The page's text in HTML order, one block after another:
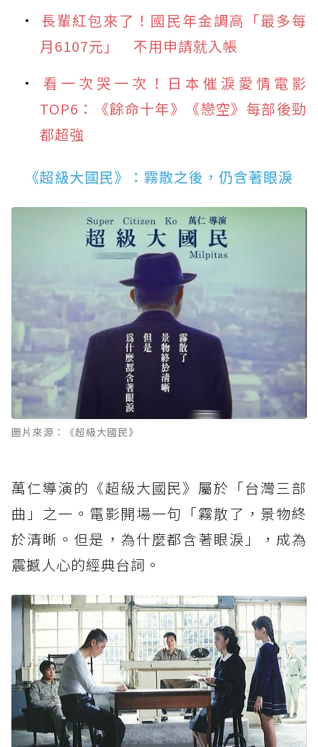
長輩紅包來了！國民年金調高「最多每
月6107元」 不用申請就入帳
看一次哭一次！日本催淚愛情電影
TOP6：《餘命十年》《戀空》每部後勁
都超強
《超級大國民》：霧散之後，仍含著眼淚
圖片來源：《超級大國民》
萬仁導演的《超級大國民》屬於「台灣三部
曲」之一。電影開場一句「霧散了，景物終
於清晰。但是，為什麼都含著眼淚」，成為
震撼人心的經典台詞。